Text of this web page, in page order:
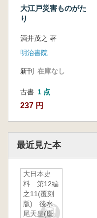
大江戸災害ものがた
り
酒井茂之 著
明治書院
新刊 在庫なし
古書 1 点
237 円
最近見た本
大日本史
料 第12編
之11(覆刻
版) 後水
尾天皇(慶